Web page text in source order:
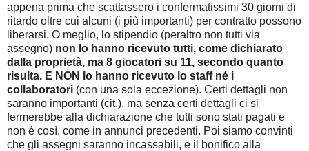
appena prima che scattassero i confermatissimi 30 giorni di
ritardo oltre cui alcuni (i più importanti) per contratto possono
liberarsi. O meglio, lo stipendio (peraltro non tutti via
assegno) non lo hanno ricevuto tutti, come dichiarato
dalla proprietà, ma 8 giocatori su 11, secondo quanto
risulta. E NON lo hanno ricevuto lo staff né i
collaboratori (con una sola eccezione). Certi dettagli non
saranno importanti (cit.), ma senza certi dettagli ci si
fermerebbe alla dichiarazione che tutti sono stati pagati e
non è così, come in annunci precedenti. Poi siamo convinti
che gli assegni saranno incassabili, e il bonifico alla